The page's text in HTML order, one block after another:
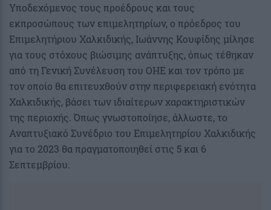
Υποδεχόμενος τους προέδρους και τους
εκπροσώπους των επιμελητηρίων, ο πρόεδρος του
Επιμελητήριου Χαλκιδικής, Ιωάννης Κουφίδης μίλησε
για τους στόχους βιώσιμης ανάπτυξης, όπως τέθηκαν
από τη Γενική Συνέλευση του ΟΗΕ και τον τρόπο με
τον οποίο θα επιτευχθούν στην περιφερειακή ενότητα
Χαλκιδικής, βάσει των ιδιαίτερων χαρακτηριστικών
της περιοχής. Όπως γνωστοποίησε, άλλωστε, το
Αναπτυξιακό Συνέδριο του Επιμελητηρίου Χαλκιδικής
για το 2023 θα πραγματοποιηθεί στις 5 και 6
Σεπτεμβρίου.